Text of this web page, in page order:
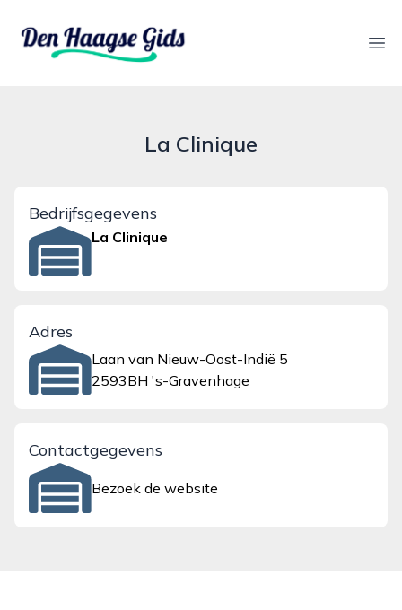
denhaagsegids.nl
La Clinique
Bedrijfsgegevens
La Clinique
Adres
Laan van Nieuw-Oost-Indië 5
2593BH 's-Gravenhage
Contactgegevens
Bezoek de website